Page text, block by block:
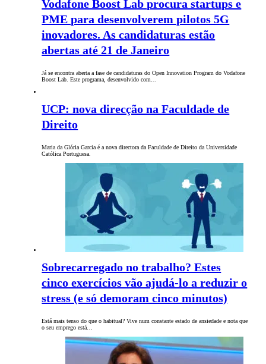
Vodafone Boost Lab procura startups e
PME para desenvolverem pilotos 5G
inovadores. As candidaturas estão
abertas até 21 de Janeiro
Já se encontra aberta a fase de candidaturas do Open Innovation Program do Vodafone
Boost Lab. Este programa, desenvolvido com…
UCP: nova direcção na Faculdade de
Direito
Maria da Glória Garcia é a nova directora da Faculdade de Direito da Universidade
Católica Portuguesa.
Sobrecarregado no trabalho? Estes
cinco exercícios vão ajudá-lo a reduzir o
stress (e só demoram cinco minutos)
Está mais tenso do que o habitual? Vive num constante estado de ansiedade e nota que
o seu emprego está…